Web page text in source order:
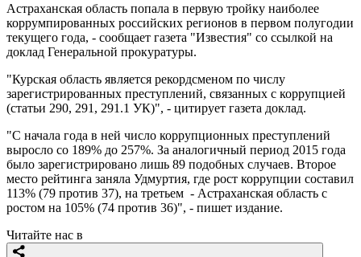
Астраханская область попала в первую тройку наиболее
коррумпированных российских регионов в первом полугодии
текущего года, - сообщает газета "Известия" со ссылкой на
доклад Генеральной прокуратуры.
"Курская область является рекордсменом по числу
зарегистрированных преступлений, связанных с коррупцией
(статьи 290, 291, 291.1 УК)", - цитирует газета доклад.
"С начала года в ней число коррупционных преступлений
выросло со 189% до 257%. За аналогичный период 2015 года
было зарегистрировано лишь 89 подобных случаев. Второе
место рейтинга заняла Удмуртия, где рост коррупции составил
113% (79 против 37), на третьем - Астраханская область с
ростом на 105% (74 против 36)", - пишет издание.
Читайте нас в